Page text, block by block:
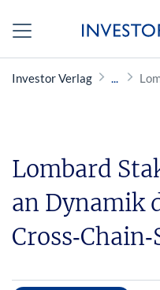
Investor Verlag
Lombard
an Dynamik